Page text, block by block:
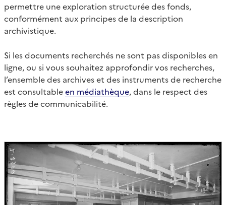
permettre une exploration structurée des fonds,
conformément aux principes de la description
archivistique.
Si les documents recherchés ne sont pas disponibles en
ligne, ou si vous souhaitez approfondir vos recherches,
l’ensemble des archives et des instruments de recherche
est consultableen médiathèque, dans le respect des
règles de communicabilité.